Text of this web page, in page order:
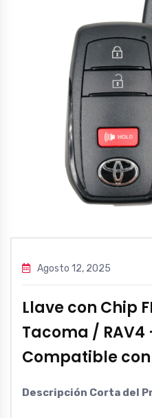
Agosto 12, 2025
Llave con Chip
Tacoma / RAV4
Compatible con
Descripción Corta del